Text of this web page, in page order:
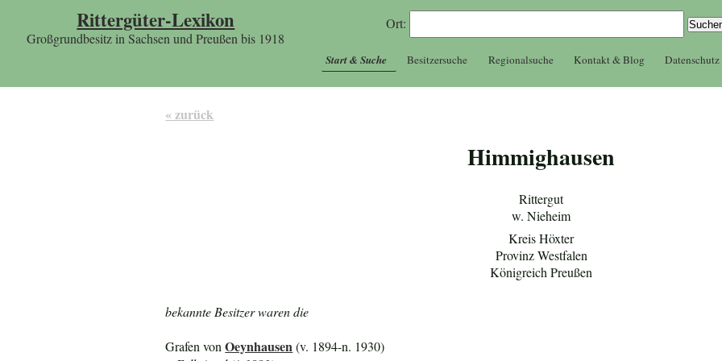
Rittergüter-Lexikon
Großgrundbesitz in Sachsen und Preußen bis 1918
Ort:
Start & Suche Besitzersuche Regionalsuche Kontakt & Blog Datenschutz
« zurück
Himmighausen
Rittergut
w. Nieheim
Kreis Höxter
Provinz Westfalen
Königreich Preußen
bekannte Besitzer waren die
Grafen vonOeynhausen (v. 1894-n. 1930)